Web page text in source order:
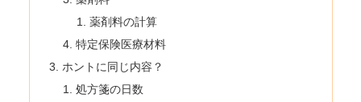
薬剤料の計算
特定保険医療材料
ホントに同じ内容？
処方箋の日数